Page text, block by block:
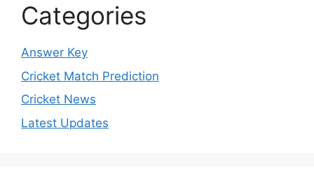
Categories
Answer Key
Cricket Match Prediction
Cricket News
Latest Updates